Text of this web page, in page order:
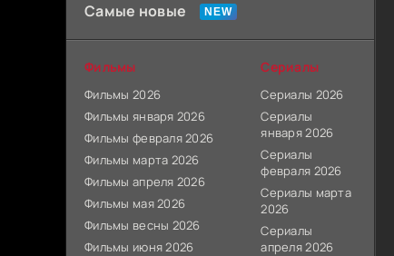
Самые новые
Фильмы
Фильмы 2026
Фильмы января 2026
Фильмы февраля 2026
Фильмы марта 2026
Фильмы апреля 2026
Фильмы мая 2026
Фильмы весны 2026
Фильмы июня 2026
Сериалы
Сериалы 2026
Сериалы
января 2026
Сериалы
февраля 2026
Сериалы марта
2026
Сериалы
апреля 2026